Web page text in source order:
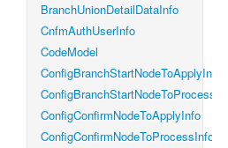
BranchUnionDetailDataInfo
CnfmAuthUserInfo
CodeModel
ConfigBranchStartNodeToApplyInfo
ConfigBranchStartNodeToProcessInfo
ConfigConfirmNodeToApplyInfo
ConfigConfirmNodeToProcessInfo